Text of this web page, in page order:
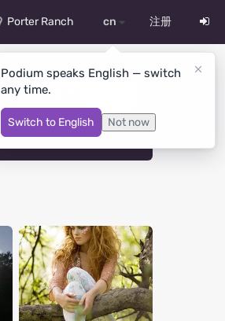
Porter Ranch cn
English
Español
Український
注册
Podium speaks English — switch
any time.
Switch to English Not now
你的消息